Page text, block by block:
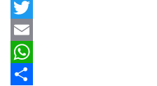
Facebook
Twitter
Email
WhatsApp